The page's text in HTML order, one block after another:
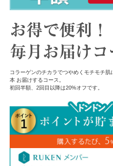
コラーゲンのチカラでつやめくモチモチ
本 お届けするコース。
初回半額、2回目以降は20%オフです。